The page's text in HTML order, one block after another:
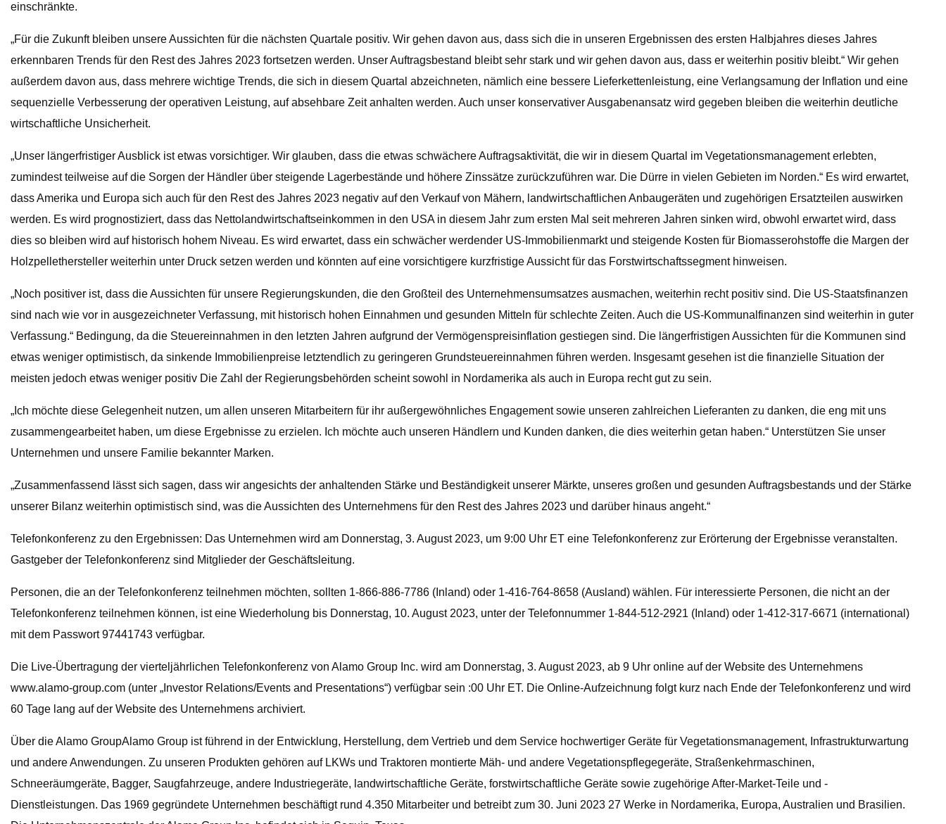
einschränkte.
„Für die Zukunft bleiben unsere Aussichten für die nächsten Quartale positiv. Wir gehen davon aus, dass sich die in unseren Ergebnissen des ersten Halbjahres dieses Jahres
erkennbaren Trends für den Rest des Jahres 2023 fortsetzen werden. Unser Auftragsbestand bleibt sehr stark und wir gehen davon aus, dass er weiterhin positiv bleibt.“ Wir gehen
außerdem davon aus, dass mehrere wichtige Trends, die sich in diesem Quartal abzeichneten, nämlich eine bessere Lieferkettenleistung, eine Verlangsamung der Inflation und eine
sequenzielle Verbesserung der operativen Leistung, auf absehbare Zeit anhalten werden. Auch unser konservativer Ausgabenansatz wird gegeben bleiben die weiterhin deutliche
wirtschaftliche Unsicherheit.
„Unser längerfristiger Ausblick ist etwas vorsichtiger. Wir glauben, dass die etwas schwächere Auftragsaktivität, die wir in diesem Quartal im Vegetationsmanagement erlebten,
zumindest teilweise auf die Sorgen der Händler über steigende Lagerbestände und höhere Zinssätze zurückzuführen war. Die Dürre in vielen Gebieten im Norden.“ Es wird erwartet,
dass Amerika und Europa sich auch für den Rest des Jahres 2023 negativ auf den Verkauf von Mähern, landwirtschaftlichen Anbaugeräten und zugehörigen Ersatzteilen auswirken
werden. Es wird prognostiziert, dass das Nettolandwirtschaftseinkommen in den USA in diesem Jahr zum ersten Mal seit mehreren Jahren sinken wird, obwohl erwartet wird, dass
dies so bleiben wird auf historisch hohem Niveau. Es wird erwartet, dass ein schwächer werdender US-Immobilienmarkt und steigende Kosten für Biomasserohstoffe die Margen der
Holzpellethersteller weiterhin unter Druck setzen werden und könnten auf eine vorsichtigere kurzfristige Aussicht für das Forstwirtschaftssegment hinweisen.
„Noch positiver ist, dass die Aussichten für unsere Regierungskunden, die den Großteil des Unternehmensumsatzes ausmachen, weiterhin recht positiv sind. Die US-Staatsfinanzen
sind nach wie vor in ausgezeichneter Verfassung, mit historisch hohen Einnahmen und gesunden Mitteln für schlechte Zeiten. Auch die US-Kommunalfinanzen sind weiterhin in guter
Verfassung.“ Bedingung, da die Steuereinnahmen in den letzten Jahren aufgrund der Vermögenspreisinflation gestiegen sind. Die längerfristigen Aussichten für die Kommunen sind
etwas weniger optimistisch, da sinkende Immobilienpreise letztendlich zu geringeren Grundsteuereinnahmen führen werden. Insgesamt gesehen ist die finanzielle Situation der
meisten jedoch etwas weniger positiv Die Zahl der Regierungsbehörden scheint sowohl in Nordamerika als auch in Europa recht gut zu sein.
„Ich möchte diese Gelegenheit nutzen, um allen unseren Mitarbeitern für ihr außergewöhnliches Engagement sowie unseren zahlreichen Lieferanten zu danken, die eng mit uns
zusammengearbeitet haben, um diese Ergebnisse zu erzielen. Ich möchte auch unseren Händlern und Kunden danken, die dies weiterhin getan haben.“ Unterstützen Sie unser
Unternehmen und unsere Familie bekannter Marken.
„Zusammenfassend lässt sich sagen, dass wir angesichts der anhaltenden Stärke und Beständigkeit unserer Märkte, unseres großen und gesunden Auftragsbestands und der Stärke
unserer Bilanz weiterhin optimistisch sind, was die Aussichten des Unternehmens für den Rest des Jahres 2023 und darüber hinaus angeht.“
Telefonkonferenz zu den Ergebnissen: Das Unternehmen wird am Donnerstag, 3. August 2023, um 9:00 Uhr ET eine Telefonkonferenz zur Erörterung der Ergebnisse veranstalten.
Gastgeber der Telefonkonferenz sind Mitglieder der Geschäftsleitung.
Personen, die an der Telefonkonferenz teilnehmen möchten, sollten 1-866-886-7786 (Inland) oder 1-416-764-8658 (Ausland) wählen. Für interessierte Personen, die nicht an der
Telefonkonferenz teilnehmen können, ist eine Wiederholung bis Donnerstag, 10. August 2023, unter der Telefonnummer 1-844-512-2921 (Inland) oder 1-412-317-6671 (international)
mit dem Passwort 97441743 verfügbar.
Die Live-Übertragung der vierteljährlichen Telefonkonferenz von Alamo Group Inc. wird am Donnerstag, 3. August 2023, ab 9 Uhr online auf der Website des Unternehmens
www.alamo-group.com (unter „Investor Relations/Events and Presentations“) verfügbar sein :00 Uhr ET. Die Online-Aufzeichnung folgt kurz nach Ende der Telefonkonferenz und wird
60 Tage lang auf der Website des Unternehmens archiviert.
Über die Alamo GroupAlamo Group ist führend in der Entwicklung, Herstellung, dem Vertrieb und dem Service hochwertiger Geräte für Vegetationsmanagement, Infrastrukturwartung
und andere Anwendungen. Zu unseren Produkten gehören auf LKWs und Traktoren montierte Mäh- und andere Vegetationspflegegeräte, Straßenkehrmaschinen,
Schneeräumgeräte, Bagger, Saugfahrzeuge, andere Industriegeräte, landwirtschaftliche Geräte, forstwirtschaftliche Geräte sowie zugehörige After-Market-Teile und -
Dienstleistungen. Das 1969 gegründete Unternehmen beschäftigt rund 4.350 Mitarbeiter und betreibt zum 30. Juni 2023 27 Werke in Nordamerika, Europa, Australien und Brasilien.